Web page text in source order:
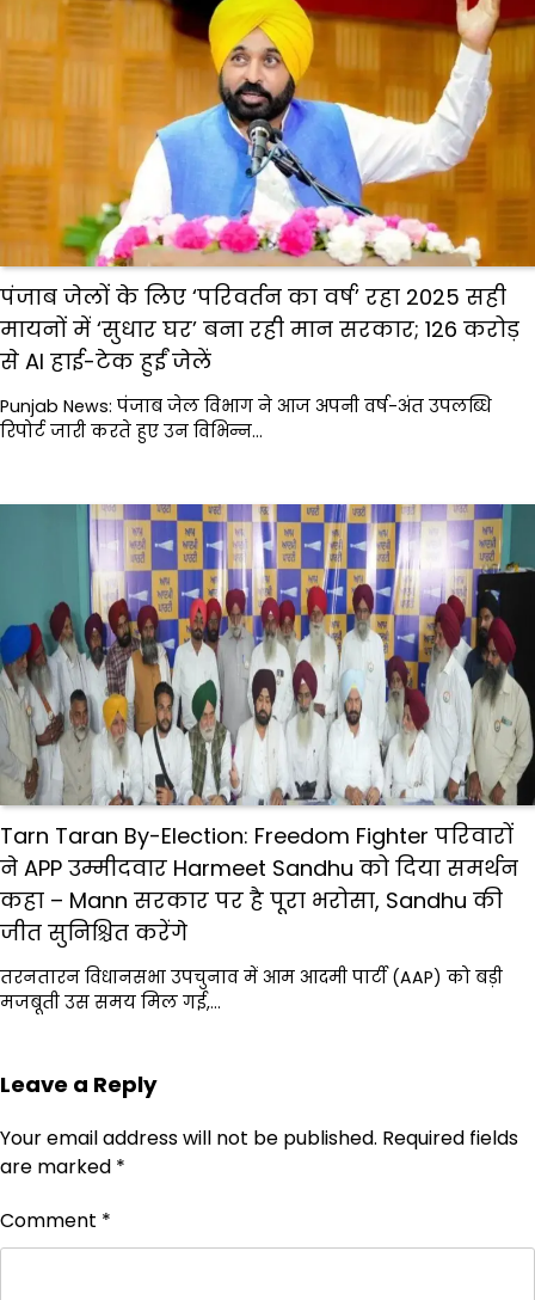
पंजाब जेलों के लिए ‘परिवर्तन का वर्ष’ रहा 2025 सही
मायनों में ‘सुधार घर’ बना रही मान सरकार; 126 करोड़
से AI हाई-टेक हुईं जेलें
Punjab News: पंजाब जेल विभाग ने आज अपनी वर्ष-अंत उपलब्धि
रिपोर्ट जारी करते हुए उन विभिन्न…
Tarn Taran By-Election: Freedom Fighter परिवारों
ने APP उम्मीदवार Harmeet Sandhu को दिया समर्थन
कहा – Mann सरकार पर है पूरा भरोसा, Sandhu की
जीत सुनिश्चित करेंगे
तरनतारन विधानसभा उपचुनाव में आम आदमी पार्टी (AAP) को बड़ी
मजबूती उस समय मिल गई,…
Leave a Reply
Your email address will not be published. Required fields
are marked *
Comment *